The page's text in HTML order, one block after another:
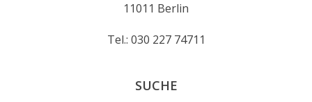
11011 Berlin
Tel.: 030 227 74711
SUCHE